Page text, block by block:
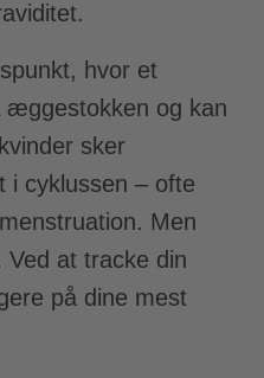
hvor et
og kan
sker
i cyklussen – ofte
Men
at tracke din
på dine mest